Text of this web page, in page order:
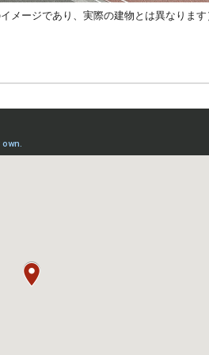
メージであり、実際の建物とは異なります